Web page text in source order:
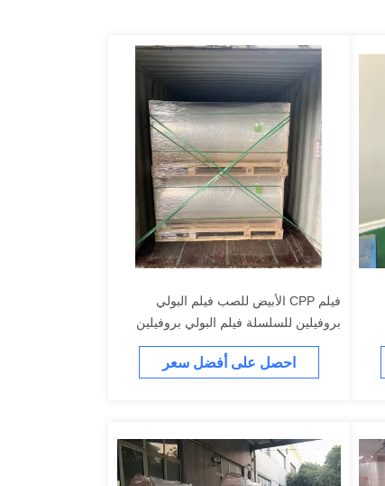
فيلم CPP الأبيض للصب فيلم البولي
بروفيلين للسلسلة فيلم البولي بروفيلين
الأبيض
احصل على أفضل سعر